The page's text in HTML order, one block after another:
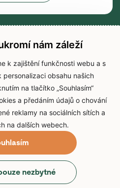
Zoo Brno
osobních údajů
do IS Zoo Brno
nám záleží
k zajištění funkčnosti webu a s
personalizaci obsahu našich
na tlačítko „Souhlasím“
a předáním údajů o chování
reklamy na sociálních sítích a
na dalších webech.
nezbytné